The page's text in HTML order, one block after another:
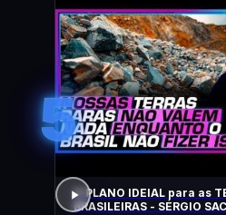
5
O PLANO IDEIAL para as
BRASILEIRAS - SÉRGIO